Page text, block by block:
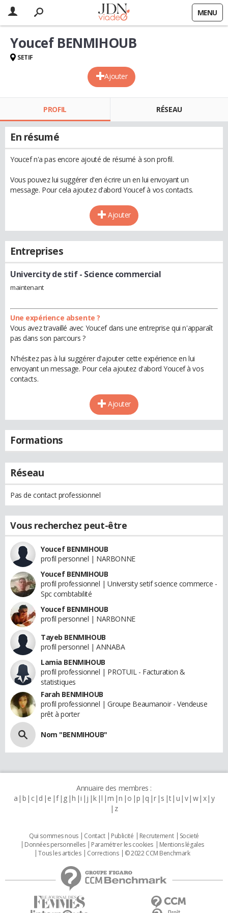
MENU
Ajouter
Youcef BENMIHOUB
SETIF
PROFIL RÉSEAU
En résumé
Youcef n'a pas encore ajouté de résumé à son profil.
Vous pouvez lui suggérer d'en écrire un en lui envoyant un
message. Pour cela ajoutez d'abord Youcef à vos contacts.
Ajouter
Entreprises
Univercity de stif- Science commercial
maintenant
Une expérience absente ?
Vous avez travaillé avec Youcef dans une entreprise qui n'apparaît
pas dans son parcours ?
N'hésitez pas à lui suggérer d'ajouter cette expérience en lui
envoyant un message. Pour cela ajoutez d'abord Youcef à vos
contacts.
Ajouter
Formations
Réseau
Pas de contact professionnel
Vous recherchez peut-être
Youcef BENMIHOUB
profil personnel | NARBONNE
Youcef BENMIHOUB
profil professionnel | University setif science commerce -
Spc combtabilité
Youcef BENMIHOUB
profil personnel | NARBONNE
Tayeb BENMIHOUB
profil personnel | ANNABA
Lamia BENMIHOUB
profil professionnel | PROTUIL - Facturation &
statistiques
Farah BENMIHOUB
profil professionnel | Groupe Beaumanoir - Vendeuse
prêt à porter
Nom "BENMIHOUB"
Annuaire des membres :
a b c d e f g h i j k l m n o p q r s t u v w x y
z
Qui sommes nous Contact Publicité Recrutement
Societé
Données personnelles
Paramétrer les cookies
Mentions légales
Tous les articles
Corrections © 2022 CCM Benchmark